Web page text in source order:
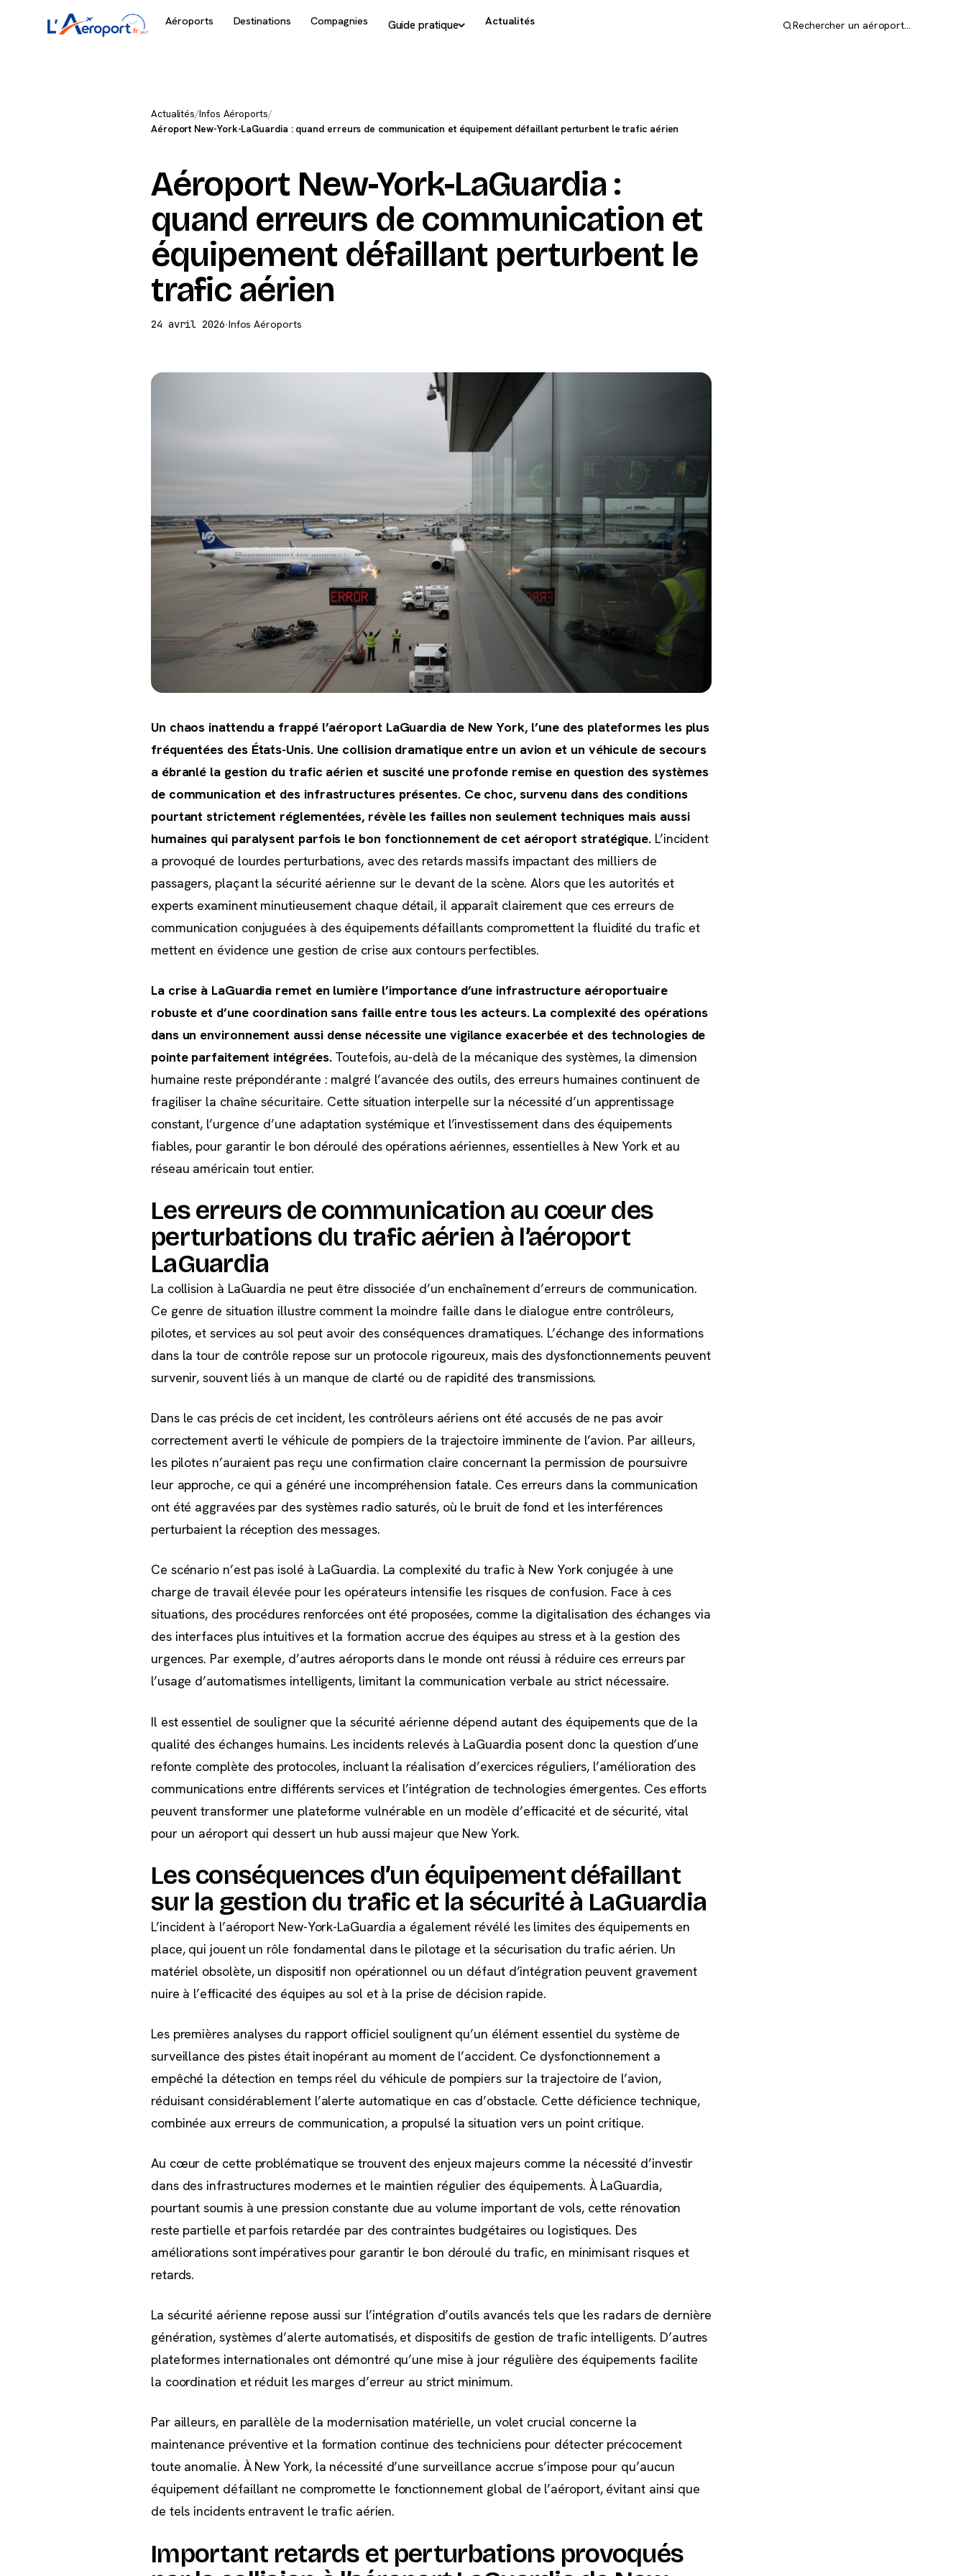
Aéroports Destinations Compagnies Guide pratique Actualités Rechercher un aéroport…
Actualités/Infos Aéroports/
Aéroport New-York-LaGuardia : quand erreurs de communication et équipement défaillant perturbent le trafic aérien
Aéroport New-York-LaGuardia :
quand erreurs de communication et
équipement défaillant perturbent le
trafic aérien
24 avril 2026·Infos Aéroports
Un chaos inattendu a frappé l’aéroport LaGuardia de New York, l’une des plateformes les plus
fréquentées des États-Unis. Une collision dramatique entre un avion et un véhicule de secours
a ébranlé la gestion du trafic aérien et suscité une profonde remise en question des systèmes
de communication et des infrastructures présentes. Ce choc, survenu dans des conditions
pourtant strictement réglementées, révèle les failles non seulement techniques mais aussi
humaines qui paralysent parfois le bon fonctionnement de cet aéroport stratégique. L’incident
a provoqué de lourdes perturbations, avec des retards massifs impactant des milliers de
passagers, plaçant la sécurité aérienne sur le devant de la scène. Alors que les autorités et
experts examinent minutieusement chaque détail, il apparaît clairement que ces erreurs de
communication conjuguées à des équipements défaillants compromettent la fluidité du trafic et
mettent en évidence une gestion de crise aux contours perfectibles.
La crise à LaGuardia remet en lumière l’importance d’une infrastructure aéroportuaire
robuste et d’une coordination sans faille entre tous les acteurs. La complexité des opérations
dans un environnement aussi dense nécessite une vigilance exacerbée et des technologies de
pointe parfaitement intégrées.Toutefois, au-delà de la mécanique des systèmes, la dimension
humaine reste prépondérante : malgré l’avancée des outils, des erreurs humaines continuent de
fragiliser la chaîne sécuritaire. Cette situation interpelle sur la nécessité d’un apprentissage
constant, l’urgence d’une adaptation systémique et l’investissement dans des équipements
fiables, pour garantir le bon déroulé des opérations aériennes, essentielles à New York et au
réseau américain tout entier.
Les erreurs de communication au cœur des
perturbations du trafic aérien à l’aéroport
LaGuardia
La collision à LaGuardia ne peut être dissociée d’un enchaînement d’erreurs de communication.
Ce genre de situation illustre comment la moindre faille dans le dialogue entre contrôleurs,
pilotes, et services au sol peut avoir des conséquences dramatiques. L’échange des informations
dans la tour de contrôle repose sur un protocole rigoureux, mais des dysfonctionnements peuvent
survenir, souvent liés à un manque de clarté ou de rapidité des transmissions.
Dans le cas précis de cet incident, les contrôleurs aériens ont été accusés de ne pas avoir
correctement averti le véhicule de pompiers de la trajectoire imminente de l’avion. Par ailleurs,
les pilotes n’auraient pas reçu une confirmation claire concernant la permission de poursuivre
leur approche, ce qui a généré une incompréhension fatale. Ces erreurs dans la communication
ont été aggravées par des systèmes radio saturés, où le bruit de fond et les interférences
perturbaient la réception des messages.
Ce scénario n’est pas isolé à LaGuardia. La complexité du trafic à New York conjugée à une
charge de travail élevée pour les opérateurs intensifie les risques de confusion. Face à ces
situations, des procédures renforcées ont été proposées, comme la digitalisation des échanges via
des interfaces plus intuitives et la formation accrue des équipes au stress et à la gestion des
urgences. Par exemple, d’autres aéroports dans le monde ont réussi à réduire ces erreurs par
l’usage d’automatismes intelligents, limitant la communication verbale au strict nécessaire.
Il est essentiel de souligner que la sécurité aérienne dépend autant des équipements que de la
qualité des échanges humains. Les incidents relevés à LaGuardia posent donc la question d’une
refonte complète des protocoles, incluant la réalisation d’exercices réguliers, l’amélioration des
communications entre différents services et l’intégration de technologies émergentes. Ces efforts
peuvent transformer une plateforme vulnérable en un modèle d’efficacité et de sécurité, vital
pour un aéroport qui dessert un hub aussi majeur que New York.
Les conséquences d’un équipement défaillant
sur la gestion du trafic et la sécurité à LaGuardia
L’incident à l’aéroport New-York-LaGuardia a également révélé les limites des équipements en
place, qui jouent un rôle fondamental dans le pilotage et la sécurisation du trafic aérien. Un
matériel obsolète, un dispositif non opérationnel ou un défaut d’intégration peuvent gravement
nuire à l’efficacité des équipes au sol et à la prise de décision rapide.
Les premières analyses du rapport officiel soulignent qu’un élément essentiel du système de
surveillance des pistes était inopérant au moment de l’accident. Ce dysfonctionnement a
empêché la détection en temps réel du véhicule de pompiers sur la trajectoire de l’avion,
réduisant considérablement l’alerte automatique en cas d’obstacle. Cette déficience technique,
combinée aux erreurs de communication, a propulsé la situation vers un point critique.
Au cœur de cette problématique se trouvent des enjeux majeurs comme la nécessité d’investir
dans des infrastructures modernes et le maintien régulier des équipements. À LaGuardia,
pourtant soumis à une pression constante due au volume important de vols, cette rénovation
reste partielle et parfois retardée par des contraintes budgétaires ou logistiques. Des
améliorations sont impératives pour garantir le bon déroulé du trafic, en minimisant risques et
retards.
La sécurité aérienne repose aussi sur l’intégration d’outils avancés tels que les radars de dernière
génération, systèmes d’alerte automatisés, et dispositifs de gestion de trafic intelligents. D’autres
plateformes internationales ont démontré qu’une mise à jour régulière des équipements facilite
la coordination et réduit les marges d’erreur au strict minimum.
Par ailleurs, en parallèle de la modernisation matérielle, un volet crucial concerne la
maintenance préventive et la formation continue des techniciens pour détecter précocement
toute anomalie. À New York, la nécessité d’une surveillance accrue s’impose pour qu’aucun
équipement défaillant ne compromette le fonctionnement global de l’aéroport, évitant ainsi que
de tels incidents entravent le trafic aérien.
Important retards et perturbations provoqués